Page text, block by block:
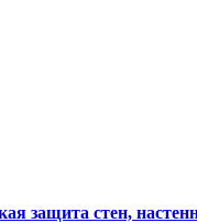
защита стен,